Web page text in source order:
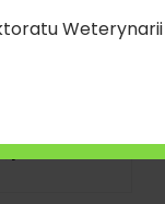
numeru